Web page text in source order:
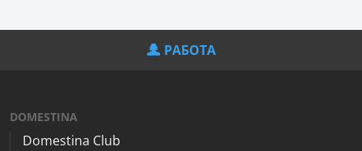
РАБОТА
DOMESTINA
Domestina Club